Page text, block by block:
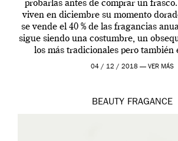
probarlas antes de comprar un
viven en diciembre su momento
se vende el 40 % de las fragancias
sigue siendo una costumbre, un
los más tradicionales pero también
modernos. Estos días ha
04 / 12 / 2018 — VER MÁS
BEAUTY FRAGANCE